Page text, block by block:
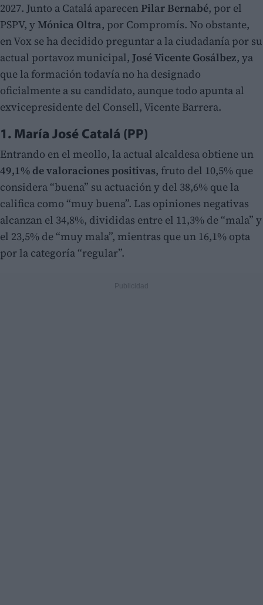
2027. Junto a Catalá aparecen Pilar Bernabé, por el
PSPV, yMónica Oltra, por Compromís. No obstante,
en Vox se ha decidido preguntar a la ciudadanía por su
actual portavoz municipal, José Vicente Gosálbez, ya
que la formación todavía no ha designado
oficialmente a su candidato, aunque todo apunta al
exvicepresidente del Consell, Vicente Barrera.
1. María José Catalá (PP)
Entrando en el meollo, la actual alcaldesa obtiene un
49,1% de valoraciones positivas, fruto del 10,5% que
considera “buena” su actuación y del 38,6% que la
califica como “muy buena”. Las opiniones negativas
alcanzan el 34,8%, divididas entre el 11,3% de “mala” y
el 23,5% de “muy mala”, mientras que un 16,1% opta
por la categoría “regular”.